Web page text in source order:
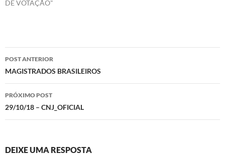
DE VOTAÇÃO"
Navegação
de
posts
POST ANTERIOR
MAGISTRADOS BRASILEIROS
PRÓXIMO POST
29/10/18 – CNJ_OFICIAL
DEIXE UMA RESPOSTA